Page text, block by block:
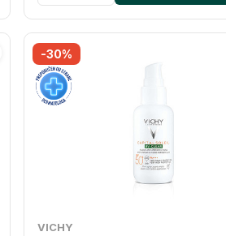
-30%
VICHY